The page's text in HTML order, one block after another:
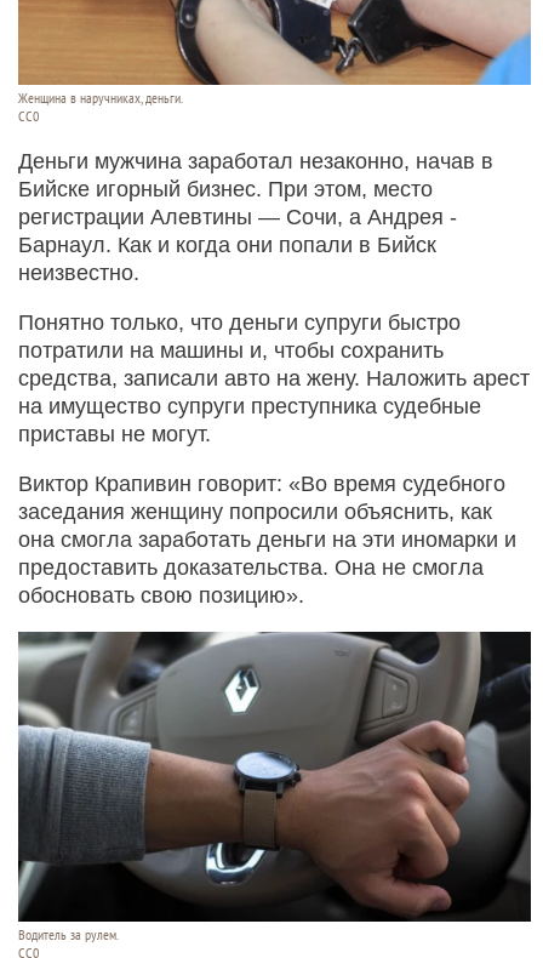
Женщина в наручниках, деньги.
СС0
Деньги мужчина заработал незаконно, начав в
Бийске игорный бизнес. При этом, место
регистрации Алевтины — Сочи, а Андрея -
Барнаул. Как и когда они попали в Бийск
неизвестно.
Понятно только, что деньги супруги быстро
потратили на машины и, чтобы сохранить
средства, записали авто на жену. Наложить арест
на имущество супруги преступника судебные
приставы не могут.
Виктор Крапивин говорит: «Во время судебного
заседания женщину попросили объяснить, как
она смогла заработать деньги на эти иномарки и
предоставить доказательства. Она не смогла
обосновать свою позицию».
Водитель за рулем.
CC0